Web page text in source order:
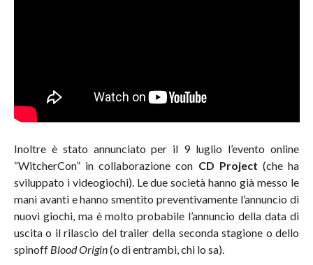
Inoltre è stato annunciato per il 9 luglio l’evento online
“WitcherCon” in collaborazione con CD Project (che ha
sviluppato i videogiochi). Le due società hanno già messo le
mani avanti e hanno smentito preventivamente l’annuncio di
nuovi giochi, ma è molto probabile l’annuncio della data di
uscita o il rilascio del trailer della seconda stagione o dello
spinoff Blood Origin(o di entrambi, chi lo sa).